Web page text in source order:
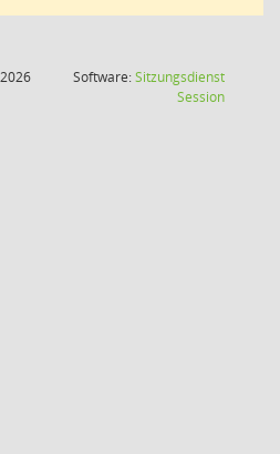
Software:Sitzungsdienst
Session(Wird in